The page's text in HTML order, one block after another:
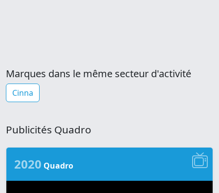
Marques dans le même secteur d'activité
Cinna
Publicités Quadro
2020 Quadro